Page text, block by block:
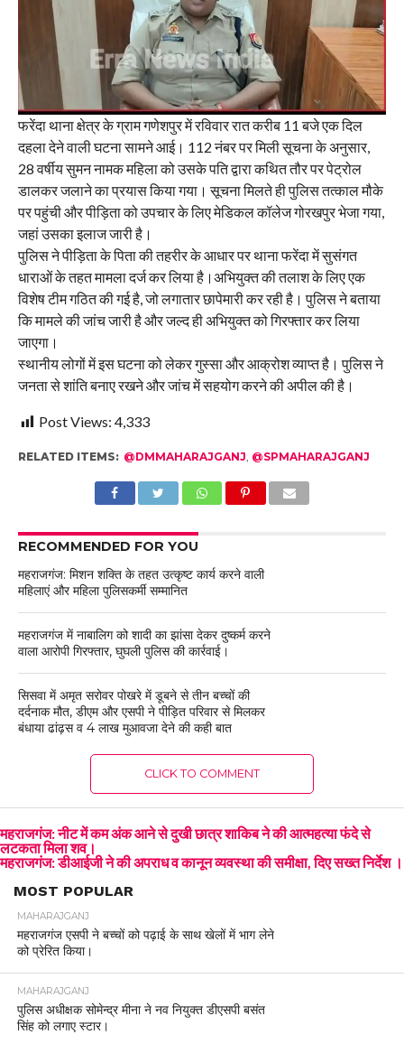
फरेंदा थाना क्षेत्र के ग्राम गणेशपुर में रविवार रात करीब 11 बजे एक दिल
दहला देने वाली घटना सामने आई। 112 नंबर पर मिली सूचना के अनुसार,
28 वर्षीय सुमन नामक महिला को उसके पति द्वारा कथित तौर पर पेट्रोल
डालकर जलाने का प्रयास किया गया। सूचना मिलते ही पुलिस तत्काल मौके
पर पहुंची और पीड़िता को उपचार के लिए मेडिकल कॉलेज गोरखपुर भेजा गया,
जहां उसका इलाज जारी है।
पुलिस ने पीड़िता के पिता की तहरीर के आधार पर थाना फरेंदा में सुसंगत
धाराओं के तहत मामला दर्ज कर लिया है।अभियुक्त की तलाश के लिए एक
विशेष टीम गठित की गई है, जो लगातार छापेमारी कर रही है। पुलिस ने बताया
कि मामले की जांच जारी है और जल्द ही अभियुक्त को गिरफ्तार कर लिया
जाएगा।
स्थानीय लोगों में इस घटना को लेकर गुस्सा और आक्रोश व्याप्त है। पुलिस ने
जनता से शांति बनाए रखने और जांच में सहयोग करने की अपील की है।
Post Views: 4,333
RELATED ITEMS: @DMMAHARAJGANJ, @SPMAHARAJGANJ
RECOMMENDED FOR YOU
महराजगंज: मिशन शक्ति के तहत उत्कृष्ट कार्य करने वाली
महिलाएं और महिला पुलिसकर्मी सम्मानित
महराजगंज में नाबालिग को शादी का झांसा देकर दुष्कर्म करने
वाला आरोपी गिरफ्तार, घुघली पुलिस की कार्रवाई।
सिसवा में अमृत सरोवर पोखरे में डूबने से तीन बच्चों की
दर्दनाक मौत, डीएम और एसपी ने पीड़ित परिवार से मिलकर
बंधाया ढांढ़स व 4 लाख मुआवजा देने की कही बात
CLICK TO COMMENT
महराजगंज: नीट में कम अंक आने से दुखी छात्र शाकिब ने की आत्महत्या फंदे से
लटकता मिला शव।
महराजगंज: डीआईजी ने की अपराध व कानून व्यवस्था की समीक्षा, दिए सख्त निर्देश ।
MOST POPULAR
MAHARAJGANJ
महराजगंज एसपी ने बच्चों को पढ़ाई के साथ खेलों में भाग लेने
को प्रेरित किया।
MAHARAJGANJ
पुलिस अधीक्षक सोमेन्द्र मीना ने नव नियुक्त डीएसपी बसंत
सिंह को लगाए स्टार।